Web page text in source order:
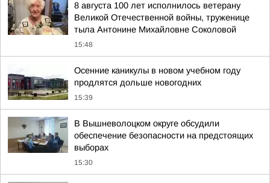
8 августа 100 лет исполнилось ветерану
Великой Отечественной войны, труженице
тыла Антонине Михайловне Соколовой
15:48
Осенние каникулы в новом учебном году
продлятся дольше новогодних
15:39
В Вышневолоцком округе обсудили
обеспечение безопасности на предстоящих
выборах
15:30